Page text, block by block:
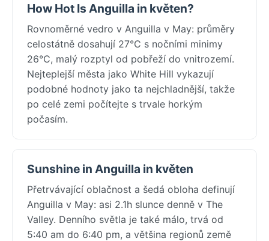
How Hot Is Anguilla in květen?
Rovnoměrné vedro v Anguilla v May: průměry
celostátně dosahují 27°C s nočními minimy
26°C, malý rozptyl od pobřeží do vnitrozemí.
Nejteplejší města jako White Hill vykazují
podobné hodnoty jako ta nejchladnější, takže
po celé zemi počítejte s trvale horkým
počasím.
Sunshine in Anguilla in květen
Přetrvávající oblačnost a šedá obloha definují
Anguilla v May: asi 2.1h slunce denně v The
Valley. Denního světla je také málo, trvá od
5:40 am do 6:40 pm, a většina regionů země